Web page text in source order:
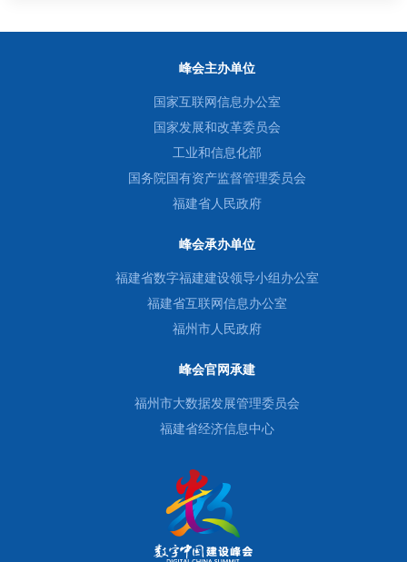
峰会主办单位
国家互联网信息办公室
国家发展和改革委员会
工业和信息化部
国务院国有资产监督管理委员会
福建省人民政府
峰会承办单位
福建省数字福建建设领导小组办公室
福建省互联网信息办公室
福州市人民政府
峰会官网承建
福州市大数据发展管理委员会
福建省经济信息中心